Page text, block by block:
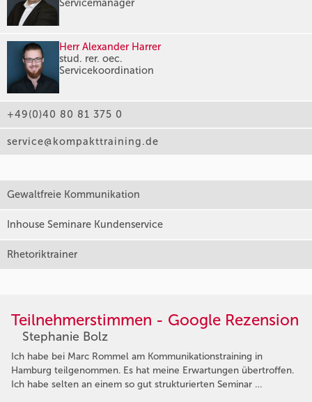
Servicemanager
Herr Alexander Harrer
stud. rer. oec.
Servicekoordination
+49(0)40 80 81 375 0
service@kompakttraining.de
Gewaltfreie Kommunikation
Inhouse Seminare Kundenservice
Rhetoriktrainer
Teilnehmerstimmen - Google Rezension
Stephanie Bolz
Ich habe bei Marc Rommel am Kommunikationstraining in
Hamburg teilgenommen. Es hat meine Erwartungen übertroffen.
Ich habe selten an einem so gut strukturierten Seminar …